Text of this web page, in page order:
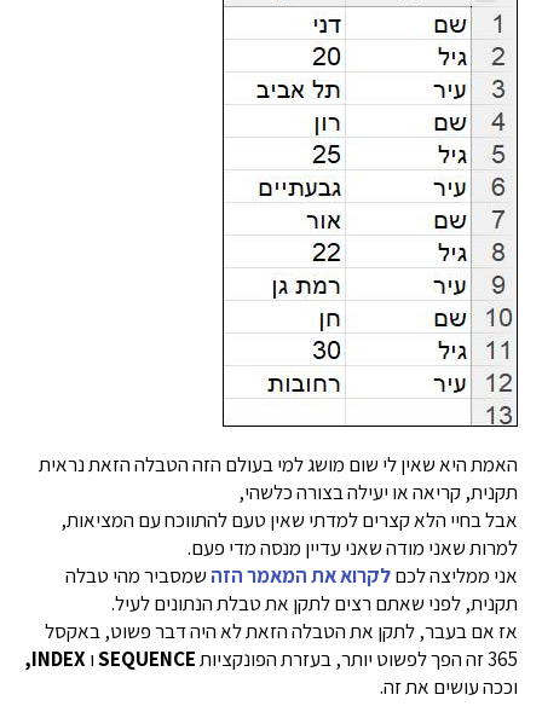
האמת היא שאין לי שום מושג למי בעולם הזה הטבלה הזאת נראית
תקנית, קריאה או יעילה בצורה כלשהי,
אבל בחיי הלא קצרים למדתי שאין טעם להתווכח עם המציאות,
למרות שאני מודה שאני עדיין מנסה מדי פעם.
אני ממליצה לכםלקרוא את המאמר הזה שמסביר מהי טבלה
תקנית, לפני שאתם רצים לתקן את טבלת הנתונים לעיל.
אז אם בעבר, לתקן את הטבלה הזאת לא היה דבר פשוט, באקסל
365 זה הפך לפשוט יותר, בעזרת הפונקציות
SEQUENCEו INDEX,
וככה עושים את זה.